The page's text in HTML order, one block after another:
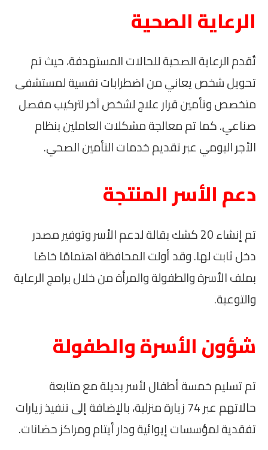
الرعاية الصحية
تُقدم الرعاية الصحية للحالات المستهدفة، حيث تم
تحويل شخص يعاني من اضطرابات نفسية لمستشفى
متخصص وتأمين قرار علاج لشخص آخر لتركيب مفصل
صناعي. كما تم معالجة مشكلات العاملين بنظام
الأجر اليومي عبر تقديم خدمات التأمين الصحي.
دعم الأسر المنتجة
تم إنشاء 20 كشك بقالة لدعم الأسر وتوفير مصدر
دخل ثابت لها. وقد أولت المحافظة اهتمامًا خاصًا
بملف الأسرة والطفولة والمرأة من خلال برامج الرعاية
والتوعية.
شؤون الأسرة والطفولة
تم تسليم خمسة أطفال لأسر بديلة مع متابعة
حالاتهم عبر 74 زيارة منزلية، بالإضافة إلى تنفيذ زيارات
تفقدية لمؤسسات إيوائية ودار أيتام ومراكز حضانات.